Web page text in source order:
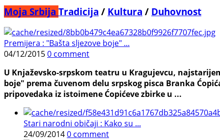
Moja Srbija Tradicija / Kultura / Duhovnost
Premijera : "Bašta sljezove boje" ...
04/12/20150 comment
U Knjaževsko-srpskom teatru u Kragujevcu,
boje" prema čuvenom delu srpskog pisca Branka
pripovedaka iz istoimene Ćopićeve zbirke u ...
Stari narodni običaji : Kako su ...
24/09/20140 comment